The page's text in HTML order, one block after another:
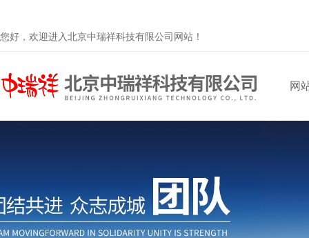
您好，欢迎进入北京中瑞祥科技有限公司网站！
网